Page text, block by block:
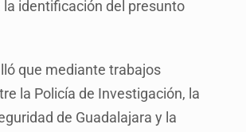
identificación del presunto
que mediante trabajos
la Policía de Investigación, la
de Guadalajara y la